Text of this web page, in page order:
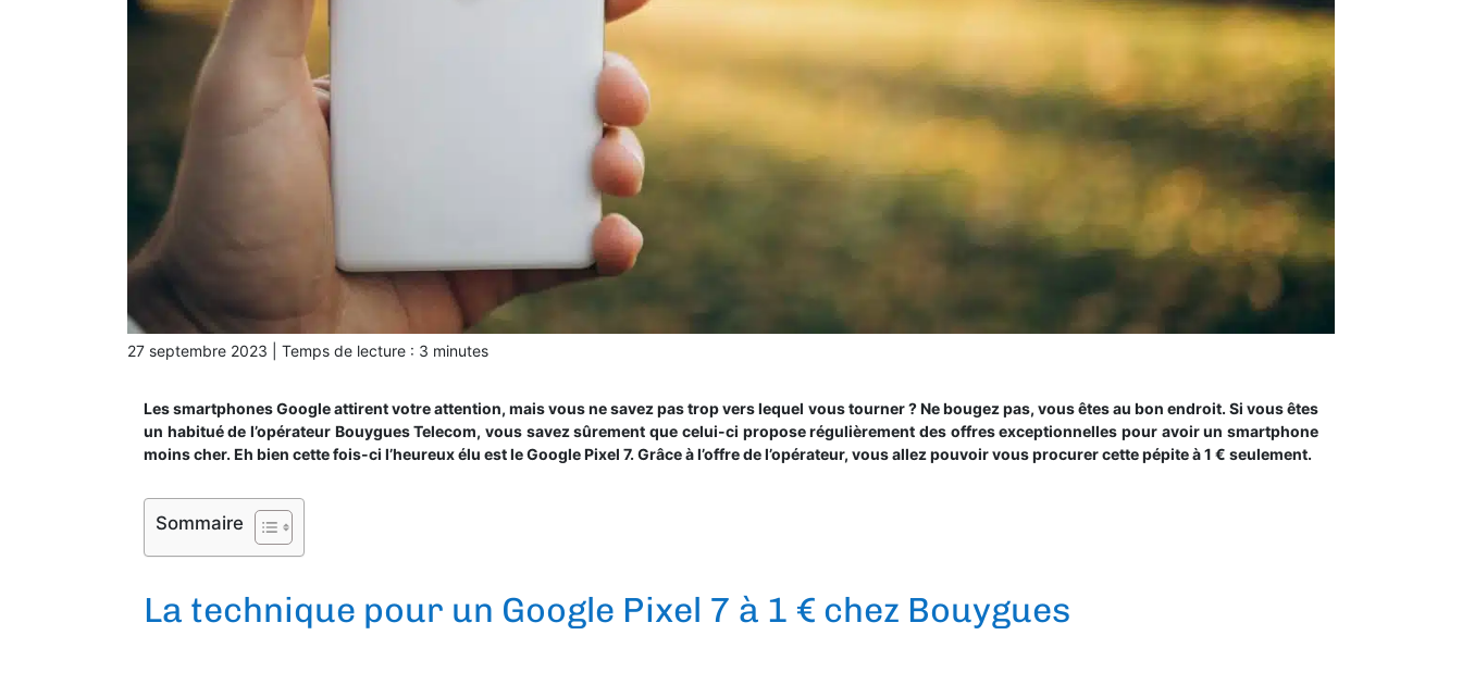
27 septembre 2023 Temps de lecture : 3 minutes
Les smartphones Google attirent votre attention, mais vous ne savez pas trop vers lequel vous tourner ? Ne bougez pas, vous êtes au bon endroit. Si vous êtes
un habitué de l’opérateur Bouygues Telecom, vous savez sûrement que celui-ci propose régulièrement des offres exceptionnelles pour avoir un smartphone
moins cher. Eh bien cette fois-ci l’heureux élu est le Google Pixel 7. Grâce à l’offre de l’opérateur, vous allez pouvoir vous procurer cette pépite à 1 € seulement.
Sommaire
La technique pour un Google Pixel 7 à 1 € chez Bouygues